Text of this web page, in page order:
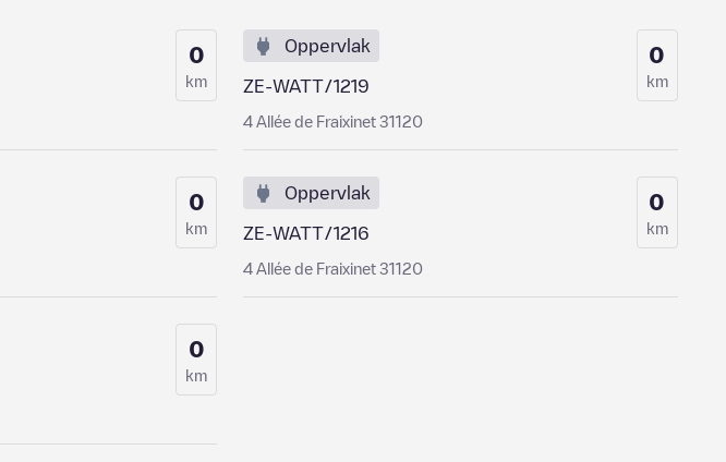
0
km
Oppervlak
ZE-WATT/1219
4 Allée de Fraixinet 31120
0
km
0
km
Oppervlak
ZE-WATT/1216
4 Allée de Fraixinet 31120
0
km
0
km